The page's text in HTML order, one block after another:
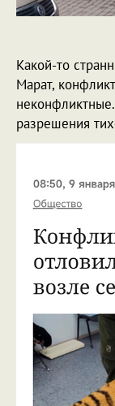
Какой-то
Марат,
разрешения